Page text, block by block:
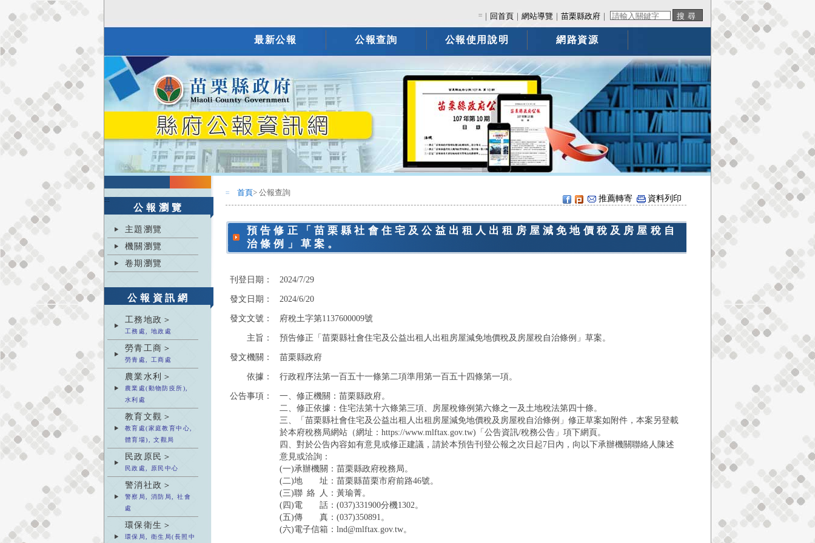
::: 回首頁 ｜網站導覽 ｜苗栗縣政府
最新公報 公報查詢 公報使用說明 網路資源
:::
公報瀏覽
主題瀏覽
機關瀏覽
卷期瀏覽
公報資訊網
工務地政＞
工務處, 地政處
勞青工商＞
勞青處, 工商處
農業水利＞
農業處(動物防疫所),
水利處
教育文觀＞
教育處(家庭教育中心,
體育場), 文觀局
民政原民＞
民政處, 原民中心
警消社政＞
警察局, 消防局, 社會
處
環保衛生＞
環保局, 衛生局(長照中
::: 首頁> 公報查詢
推薦轉寄 資料列印
預告修正「苗栗縣社會住宅及公益出租人出租房屋減免地價稅及房屋稅自
治條例」草案。
刊登日期：
2024/7/29
發文日期：
2024/6/20
發文文號：
府稅土字第1137600009號
主旨：
預告修正「苗栗縣社會住宅及公益出租人出租房屋減免地價稅及房屋稅自治條例」草案。
發文機關：
苗栗縣政府
依據：
行政程序法第一百五十一條第二項準用第一百五十四條第一項。
公告事項：
一、修正機關：苗栗縣政府。
二、修正依據：住宅法第十六條第三項、房屋稅條例第六條之一及土地稅法第四十條。
三、「苗栗縣社會住宅及公益出租人出租房屋減免地價稅及房屋稅自治條例」修正草案如附件，本案另登載
於本府稅務局網站（網址：https://www.mlftax.gov.tw)「公告資訊/稅務公告」項下網頁。
四、對於公告內容如有意見或修正建議，請於本預告刊登公報之次日起7日內，向以下承辦機關聯絡人陳述
意見或洽詢：
(一)承辦機關：苗栗縣政府稅務局。
(二)地 址：苗栗縣苗栗市府前路46號。
(三)聯 絡 人：黃瑜菁。
(四)電 話：(037)331900分機1302。
(五)傳 真：(037)350891。
(六)電子信箱：lnd@mlftax.gov.tw。